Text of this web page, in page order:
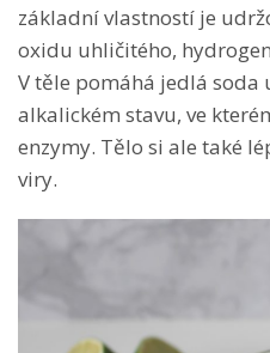
základní vlastností je
oxidu uhličitého,
V těle pomáhá jedlá
alkalickém stavu, ve
enzymy. Tělo si ale také
viry.